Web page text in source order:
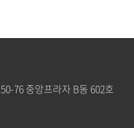
76 중앙프라자 B동 602호